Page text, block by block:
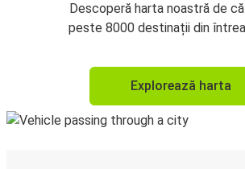
Descoperă harta noastră de
peste 8000 destinații din
Explorează harta